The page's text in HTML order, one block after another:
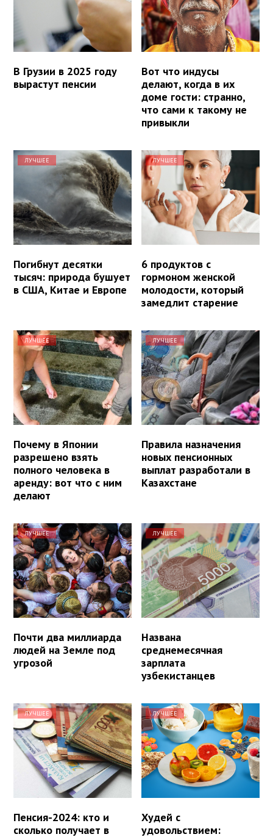
В Грузии в 2025 году
вырастут пенсии
Вот что индусы
делают, когда в их
доме гости: странно,
что сами к такому не
привыкли
ЛУЧШЕЕ
Погибнут десятки
тысяч: природа бушует
в США, Китае и Европе
ЛУЧШЕЕ
6 продуктов с
гормоном женской
молодости, который
замедлит старение
ЛУЧШЕЕ
Почему в Японии
разрешено взять
полного человека в
аренду: вот что с ним
делают
ЛУЧШЕЕ
Правила назначения
новых пенсионных
выплат разработали в
Казахстане
ЛУЧШЕЕ
Почти два миллиарда
людей на Земле под
угрозой
ЛУЧШЕЕ
Названа
среднемесячная
зарплата
узбекистанцев
ЛУЧШЕЕ
Пенсия-2024: кто и
сколько получает в
ЛУЧШЕЕ
Худей с
удовольствием: